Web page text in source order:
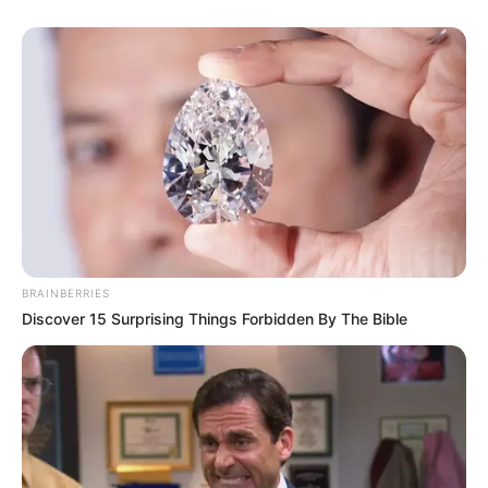
BRAINBERRIES
Discover 15 Surprising Things Forbidden By The Bible